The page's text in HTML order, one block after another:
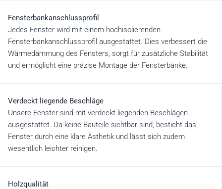
Fensterbankanschlussprofil
Jedes Fenster wird mit einem hochisolierenden
Fensterbankanschlussprofil ausgestattet. Dies verbessert die
Wärmedämmung des Fensters, sorgt für zusätzliche Stabilität
und ermöglicht eine präzise Montage der Fensterbänke.
Verdeckt liegende Beschläge
Unsere Fenster sind mit verdeckt liegenden Beschlägen
ausgestattet. Da keine Bauteile sichtbar sind, besticht das
Fenster durch eine klare Ästhetik und lässt sich zudem
wesentlich leichter reinigen.
Holzqualität